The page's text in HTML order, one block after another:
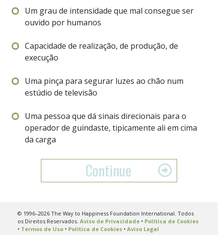
Um grau de intensidade que mal consegue ser
ouvido por humanos
Capacidade de realização, de produção, de
execução
Uma pinça para segurar luzes ao chão num
estúdio de televisão
Uma pessoa que dá sinais direcionais para o
operador de guindaste, tipicamente ali em cima
da carga
Continue
© 1996–2026 The Way to Happiness Foundation International. Todos
os Direitos Reservados. Aviso de Privacidade• Política de Cookies
• Termos de Uso• Política de Cookies• Aviso Legal